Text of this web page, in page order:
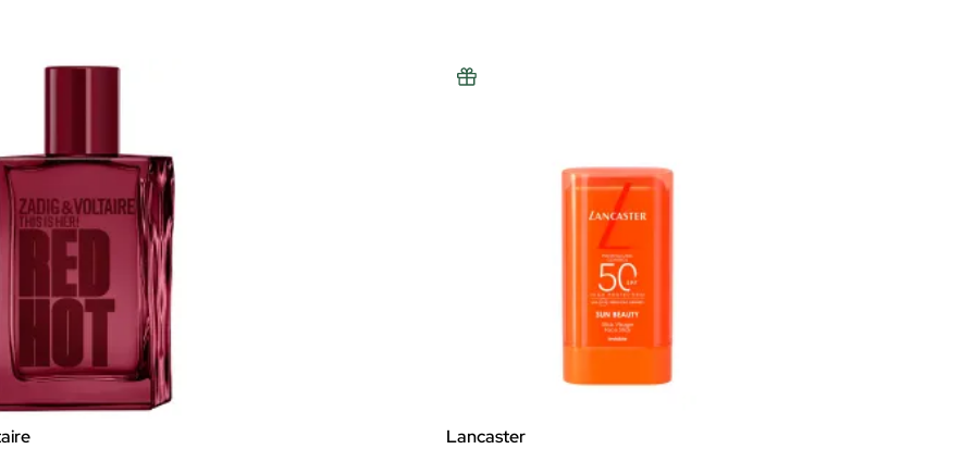
Lancaster